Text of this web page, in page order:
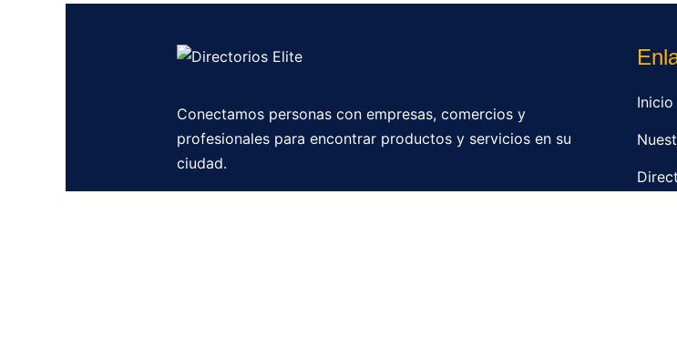
Conectamos personas con empresas, comercios y
profesionales para encontrar productos y servicios en su
ciudad.
Inicio